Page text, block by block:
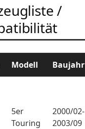
/
Modell Baujahr
5er
Touring
2000/02-
2003/09